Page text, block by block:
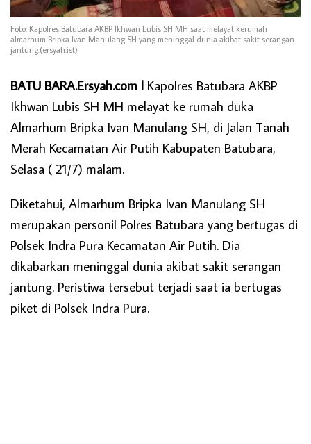
Foto: Kapolres Batubara AKBP Ikhwan Lubis SH MH saat melayat kerumah
almarhum Bripka Ivan Manulang SH yang meninggal dunia akibat sakit serangan
jantung.(ersyah.ist)
BATU BARA.Ersyah.com l Kapolres Batubara AKBP
Ikhwan Lubis SH MH melayat ke rumah duka
Almarhum Bripka Ivan Manulang SH, di Jalan Tanah
Merah Kecamatan Air Putih Kabupaten Batubara,
Selasa ( 21/7) malam.
Diketahui, Almarhum Bripka Ivan Manulang SH
merupakan personil Polres Batubara yang bertugas di
Polsek Indra Pura Kecamatan Air Putih. Dia
dikabarkan meninggal dunia akibat sakit serangan
jantung. Peristiwa tersebut terjadi saat ia bertugas
piket di Polsek Indra Pura.